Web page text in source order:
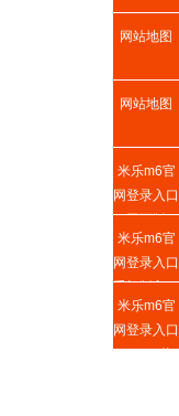
网站地图
网站地图
米乐m6官
网登录入口
网页版
米乐m6官
网登录入口
手机版入口
米乐m6官
网登录入口
APP下载